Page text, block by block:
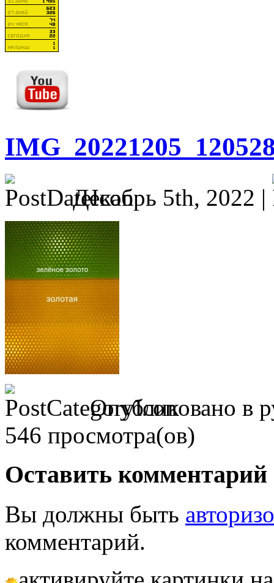
Декабрь 5th, 2022 |
Опубликовано в
546 просмотра(ов)
Оставить комментарий
Вы должны быть
комментарий.